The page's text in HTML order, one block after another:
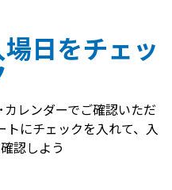
日をチェッ
レンダーでご確認いただ
トにチェックを入れて、入
認しよう